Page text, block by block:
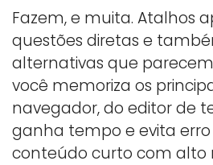
Fazem, e muita. Atalhos
questões diretas e
alternativas que
você memoriza os
navegador, do editor de
ganha tempo e evita erro
conteúdo curto com alto